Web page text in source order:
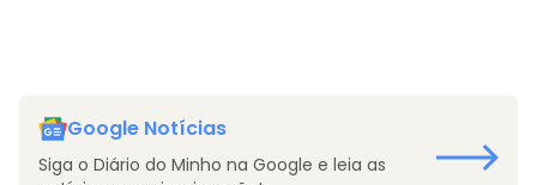
Google Notícias
Siga o Diário do Minho na Google e leia as